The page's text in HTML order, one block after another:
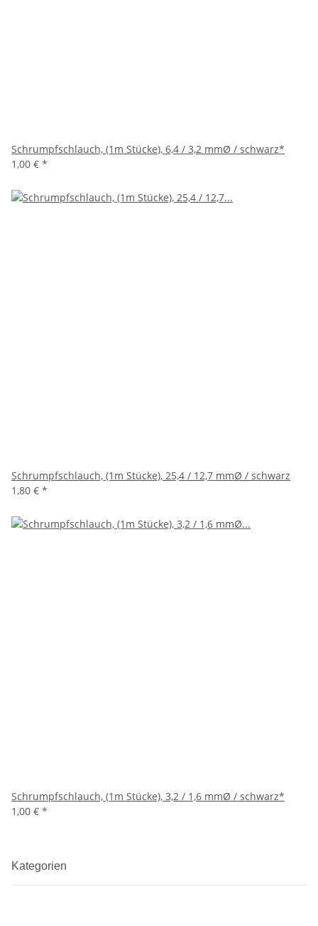
Schrumpfschlauch, (1m Stücke), 6,4 / 3,2 mmØ / schwarz*
1,00 € *
Schrumpfschlauch, (1m Stücke), 25,4 / 12,7 mmØ / schwarz
1,80 € *
Schrumpfschlauch, (1m Stücke), 3,2 / 1,6 mmØ / schwarz*
1,00 € *
Kategorien